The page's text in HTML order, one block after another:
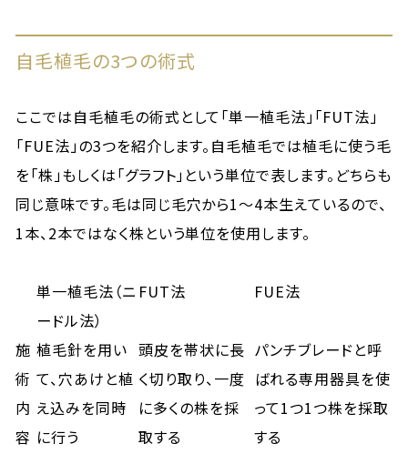
自毛植毛の3つの術式
ここでは自毛植毛の術式として「単一植毛法」「FUT法」
「FUE法」の3つを紹介します。自毛植毛では植毛に使う毛
を「株」もしくは「グラフト」という単位で表します。どちらも
同じ意味です。毛は同じ毛穴から1～4本生えているので、
1本、2本ではなく株という単位を使用します。
単一植毛法（ニ
ードル法）
FUT法 FUE法
施
術
内
容
植毛針を用い
て、穴あけと植
え込みを同時
に行う
頭皮を帯状に長
く切り取り、一度
に多くの株を採
取する
パンチブレードと呼
ばれる専用器具を使
って1つ1つ株を採取
する